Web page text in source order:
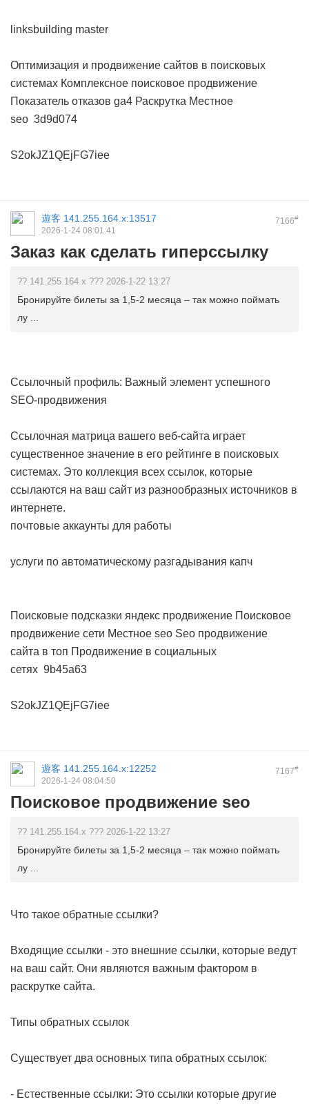
linksbuilding master
Оптимизация и продвижение сайтов в поисковых
системах Комплексное поисковое продвижение
Показатель отказов ga4 Раскрутка Местное
seo 3d9d074
S2okJZ1QEjFG7iee
7166#
遊客 141.255.164.x:13517
2026-1-24 08:01:41
Заказ как сделать гиперссылку
?? 141.255.164.x ??? 2026-1-22 13:27
Бронируйте билеты за 1,5-2 месяца – так можно поймать
лу ...
Ссылочный профиль: Важный элемент успешного
SEO-продвижения
Ссылочная матрица вашего веб-сайта играет
существенное значение в его рейтинге в поисковых
системах. Это коллекция всех ссылок, которые
ссылаются на ваш сайт из разнообразных источников в
интернете.
почтовые аккаунты для работы
услуги по автоматическому разгадывания капч
Поисковые подсказки яндекс продвижение Поисковое
продвижение сети Местное seo Seo продвижение
сайта в топ Продвижение в социальных
сетях 9b45a63
S2okJZ1QEjFG7iee
7167#
遊客 141.255.164.x:12252
2026-1-24 08:04:50
Поисковое продвижение seo
?? 141.255.164.x ??? 2026-1-22 13:27
Бронируйте билеты за 1,5-2 месяца – так можно поймать
лу ...
Что такое обратные ссылки?
Входящие ссылки - это внешние ссылки, которые ведут
на ваш сайт. Они являются важным фактором в
раскрутке сайта.
Типы обратных ссылок
Существует два основных типа обратных ссылок:
- Естественные ссылки: Это ссылки которые другие